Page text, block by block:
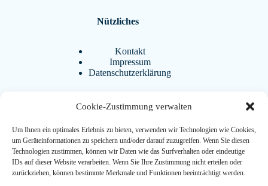
Cookie-Zustimmung verwalten
Um Ihnen ein optimales Erlebnis zu bieten, verwenden wir Technologien wie Cookies,
um Geräteinformationen zu speichern und/oder darauf zuzugreifen. Wenn Sie diesen
Technologien zustimmen, können wir Daten wie das Surfverhalten oder eindeutige
IDs auf dieser Website verarbeiten. Wenn Sie Ihre Zustimmung nicht erteilen oder
zurückziehen, können bestimmte Merkmale und Funktionen beeinträchtigt werden.
Nützliches
Kontakt
Impressum
Datenschutzerklärung
Aktuelles
BistrAgo
Termine
FAQ
Downloads